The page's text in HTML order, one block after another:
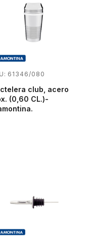
61346/080
club, acero
(0,60 CL.)-